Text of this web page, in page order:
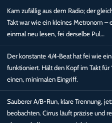
Kam zufällig aus dem Radio; der
Takt war wie ein kleines Metronom –
einmal neu lesen, fei derselbe Pul…
Der konstante 4/4‑Beat hat fei wie
funktioniert. Hält den Kopf im Takt für
einen, minimalen Eingriff.
Sauberer A/B-Run, klare Trennung,
beobachten. Cirrus läuft präzise und